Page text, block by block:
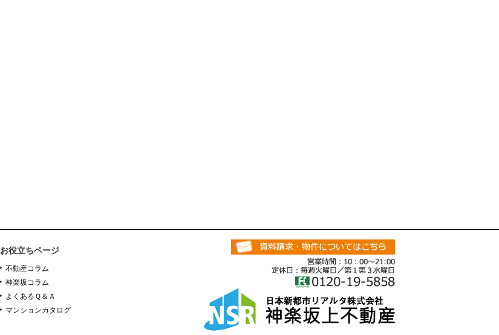
お役立ちページ
不動産コラム
神楽坂コラム
よくあるＱ＆Ａ
マンションカタログ